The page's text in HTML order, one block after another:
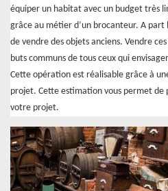
équiper un habitat avec un budget très
grâce au métier d’un brocanteur. A part
de vendre des objets anciens. Vendre
buts communs de tous ceux qui
Cette opération est réalisable grâce à
projet. Cette estimation vous permet de
votre projet.